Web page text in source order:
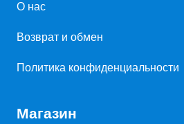
О нас
Возврат и обмен
Политика конфиденциальности
Магазин